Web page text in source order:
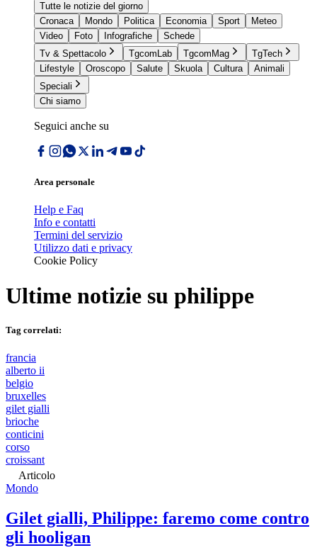
Tutte le notizie del giorno
Cronaca
Mondo Politica Economia Sport
Meteo
Video
Foto Infografiche
Schede
Tv & Spettacolo
TgcomLab TgcomMag
TgTech
Lifestyle
Oroscopo Salute Skuola Cultura
Animali
Speciali
Chi siamo
Seguici anche su
Area personale
Help e Faq
Info e contatti
Termini del servizio
Utilizzo dati e privacy
Cookie Policy
Ultime notizie su philippe
Tag correlati:
francia
alberto ii
belgio
bruxelles
gilet gialli
brioche
conticini
corso
croissant
Articolo
Mondo
Gilet gialli, Philippe: faremo come contro
gli hooligan